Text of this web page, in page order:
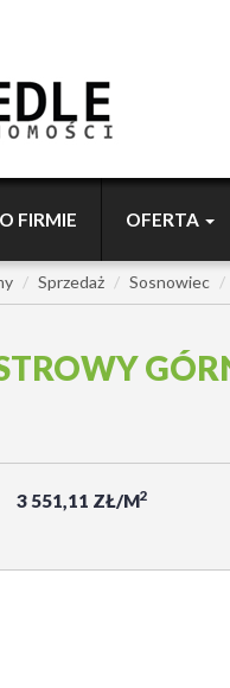
O FIRMIE OFERTA
Sprzedaż Sosnowiec
3 551,11 ZŁ/M2